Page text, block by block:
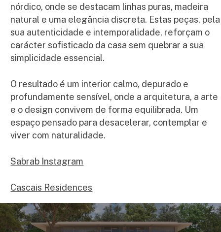
nórdico, onde se destacam linhas puras, madeira
natural e uma elegância discreta. Estas peças, pela
sua autenticidade e intemporalidade, reforçam o
carácter sofisticado da casa sem quebrar a sua
simplicidade essencial.
O resultado é um interior calmo, depurado e
profundamente sensível, onde a arquitetura, a arte
e o design convivem de forma equilibrada. Um
espaço pensado para desacelerar, contemplar e
viver com naturalidade.
Sabrab Instagram
Cascais Residences